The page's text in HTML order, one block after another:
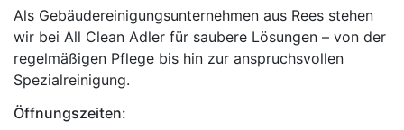
Als Gebäudereinigungsunternehmen aus Rees stehen
wir bei All Clean Adler für saubere Lösungen – von der
regelmäßigen Pflege bis hin zur anspruchsvollen
Spezialreinigung.
Öffnungszeiten: